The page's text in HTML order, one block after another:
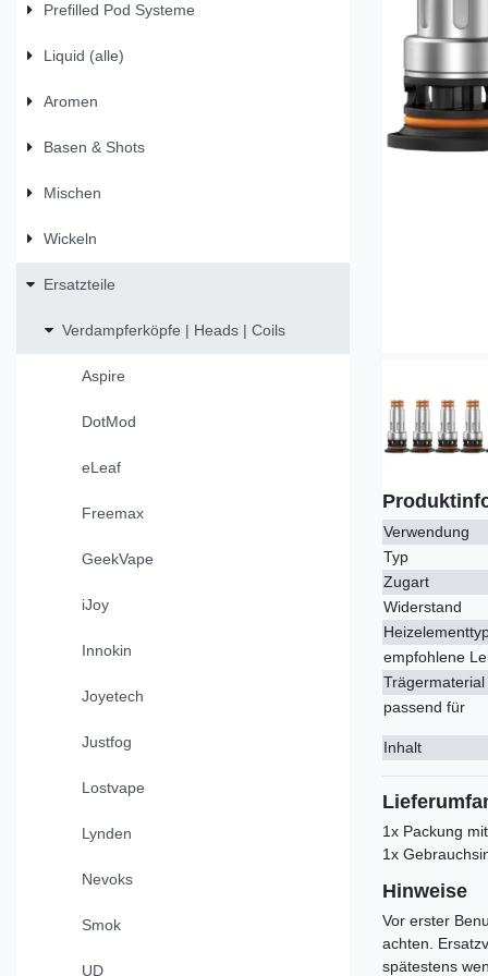
Prefilled Pod Systeme
Liquid (alle)
Aromen
Basen & Shots
Mischen
Wickeln
Ersatzteile
Verdampferköpfe | Heads | Coils
Aspire
DotMod
eLeaf
Freemax
GeekVape
iJoy
Innokin
Joyetech
Justfog
Lostvape
Lynden
Nevoks
Smok
UD
Verwendung
Typ
Zugart
Widerstand
empfohlene
Trägermaterial
passend für
Inhalt
1x Packung
1x
Hinweise
Vor erster
achten.
spätestens